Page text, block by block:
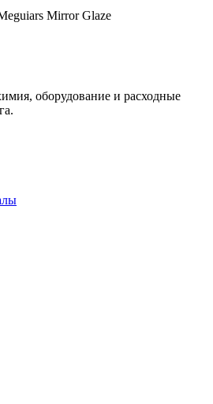
Mirror Glaze
оборудование и расходные